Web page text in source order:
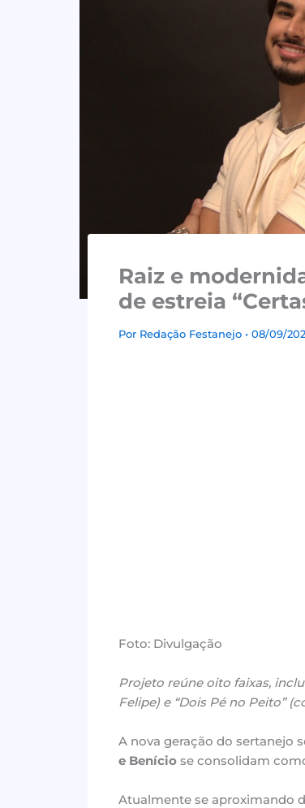
Raiz e
de estreia
Por Redação Festanejo • 08/09/
Foto: Divulgação
Projeto reúne oito faixas,
Felipe) e “Dois Pé no Peito”
A nova geração do sertanejo
e Beníciose consolidam
Atualmente se aproximando